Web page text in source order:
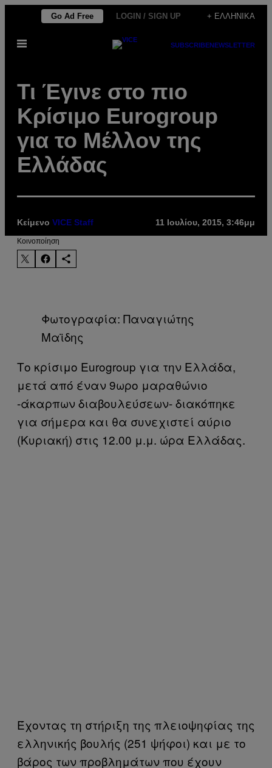
Μετάβαση
περιεχόμενο
Go Ad Free LOGIN / SIGN UP + ΕΛΛΗΝΙΚΆ
Ανοίξτε
SUBSCRIBENEWSLETTER
Τι Έγινε στο πιο
Κρίσιμο Εurogroup
για το Μέλλον της
Ελλάδας
Κείμενο VICE Staff 11 Ιουλίου, 2015, 3:46μμ
Kοινοποίηση
Φωτογραφία: Παναγιώτης
Μαϊδης
Το κρίσιμο Eurogroup για την Ελλάδα,
μετά από έναν 9ωρο μαραθώνιο
-άκαρπων διαβουλεύσεων- διακόπηκε
για σήμερα και θα συνεχιστεί αύριο
(Κυριακή) στις 12.00 μ.μ. ώρα Ελλάδας.
Έχοντας τη στήριξη της πλειοψηφίας της
ελληνικής βουλής (251 ψήφοι) και με το
βάρος των προβλημάτων που έχουν